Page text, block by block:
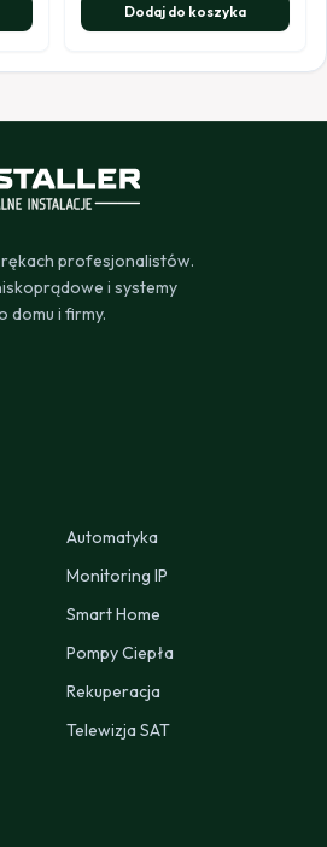
Dodaj do koszyka
profesjonalistów.
i systemy
domu i firmy.
Automatyka
Monitoring IP
Smart Home
Pompy Ciepła
Rekuperacja
Telewizja SAT